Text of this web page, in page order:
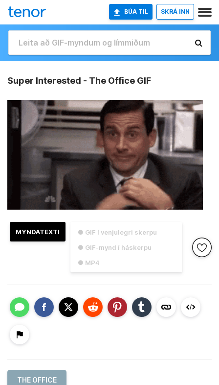
BÚA TIL SKRÁ INN
Super Interested - The Office GIF
● GIF í venjulegri skerpu
● GIF-mynd í háskerpu
● MP4
MYNDATEXTI
THE OFFICE